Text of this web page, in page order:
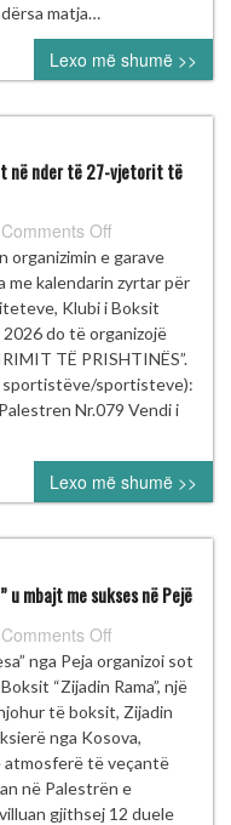
të
Gjakovës”
mbahet
më
Qershor
në
matja…
Lexo më shumë >>
në nder të 27-vjetorit të
Comments Offon
KB
“Dodona”
organizon
turneun
e
boksit
në
të
27-
vjetorit
të
të
Prishtinës
organizimin e garave
kalendarin zyrtar për
Klubi i Boksit
do të organizojë
TË PRISHTINËS”.
sportistëve/sportisteve):
Nr.079 Vendi i
Lexo më shumë >>
u mbajt me sukses në Pejë
Comments Offon
Turneu
Memorial
i
Boksit
“Zijadin
Rama”
u
nga Peja organizoi sot
“Zijadin Rama”, një
të boksit, Zijadin
nga Kosova,
atmosferë të veçantë
në Palestrën e
gjithsej 12 duele